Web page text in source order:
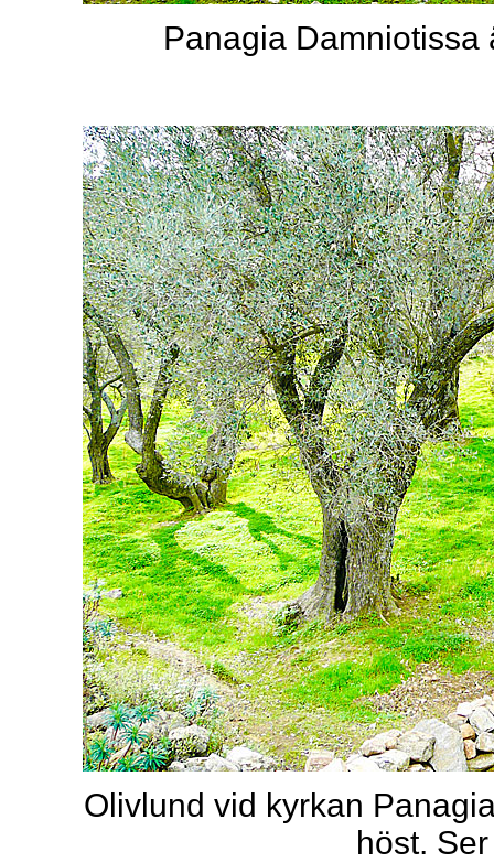
Panagia Damniotissa
Olivlund vid kyrkan
höst.